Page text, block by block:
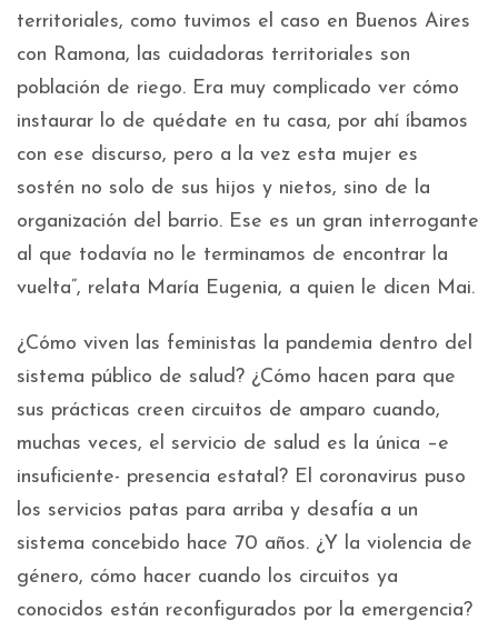
territoriales, como tuvimos el caso en Buenos Aires
con Ramona, las cuidadoras territoriales son
población de riego. Era muy complicado ver cómo
instaurar lo de quédate en tu casa, por ahí íbamos
con ese discurso, pero a la vez esta mujer es
sostén no solo de sus hijos y nietos, sino de la
organización del barrio. Ese es un gran interrogante
al que todavía no le terminamos de encontrar la
vuelta”, relata María Eugenia, a quien le dicen Mai.
¿Cómo viven las feministas la pandemia dentro del
sistema público de salud? ¿Cómo hacen para que
sus prácticas creen circuitos de amparo cuando,
muchas veces, el servicio de salud es la única –e
insuficiente- presencia estatal? El coronavirus puso
los servicios patas para arriba y desafía a un
sistema concebido hace 70 años. ¿Y la violencia de
género, cómo hacer cuando los circuitos ya
conocidos están reconfigurados por la emergencia?